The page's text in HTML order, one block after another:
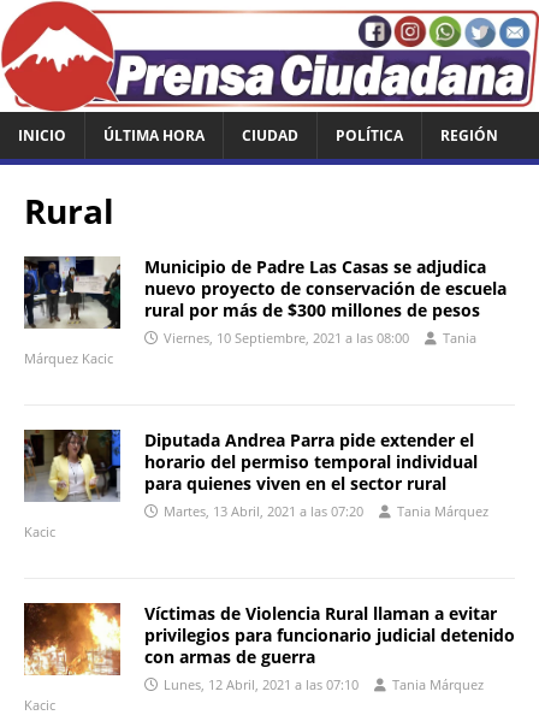
INICIO ÚLTIMA HORA CIUDAD POLÍTICA REGIÓN
Rural
Municipio de Padre Las Casas se adjudica
nuevo proyecto de conservación de escuela
rural por más de $300 millones de pesos
Viernes, 10 Septiembre, 2021 a las 08:00
Tania
Márquez Kacic
Diputada Andrea Parra pide extender el
horario del permiso temporal individual
para quienes viven en el sector rural
Martes, 13 Abril, 2021 a las 07:20
Tania Márquez
Kacic
Víctimas de Violencia Rural llaman a evitar
privilegios para funcionario judicial detenido
con armas de guerra
Lunes, 12 Abril, 2021 a las 07:10
Tania Márquez
Kacic